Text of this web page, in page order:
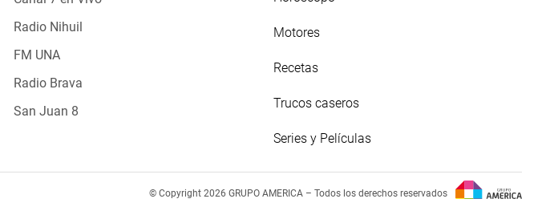
Radio Nihuil
FM UNA
Radio Brava
San Juan 8
Motores
Recetas
Trucos caseros
Series y Películas
© Copyright 2026 GRUPO AMERICA – Todos los derechos reservados